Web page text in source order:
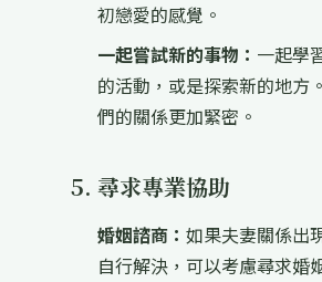
初戀愛的感覺。
一起嘗試新的事物： 一起學
的活動，或是探索新的地方
們的關係更加緊密。
5. 尋求專業協助
婚姻諮商： 如果夫妻關係出
自行解決，可以考慮尋求婚